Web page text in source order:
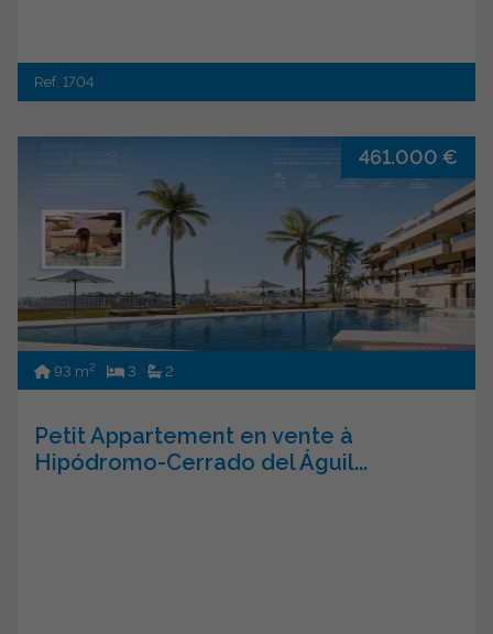
Ref. 1704
461.000 €
93 m2 3 2
Petit Appartement en vente à
Hipódromo-Cerrado del Águil...